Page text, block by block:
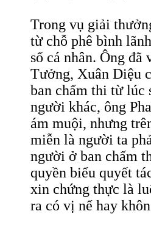
Trong vụ giải
từ chỗ phê bình
số cá nhân. Ông
Tưởng, Xuân Diệu
ban chấm thi từ lúc
người khác, ông
ám muội, nhưng
miễn là người ta
người ở ban chấm
quyền biểu quyết
xin chứng thực là
ra có vị nể hay